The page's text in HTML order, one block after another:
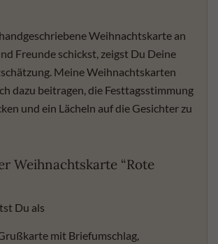
Weihnachtskarte an
Freunde schickst, zeigst Du Deine
Meine Weihnachtskarten
dazu beitragen, die Festtagsstimmung
und ein Lächeln auf die Gesichter zu
Weihnachtskarte “Rote
Du als
mit Briefumschlag,